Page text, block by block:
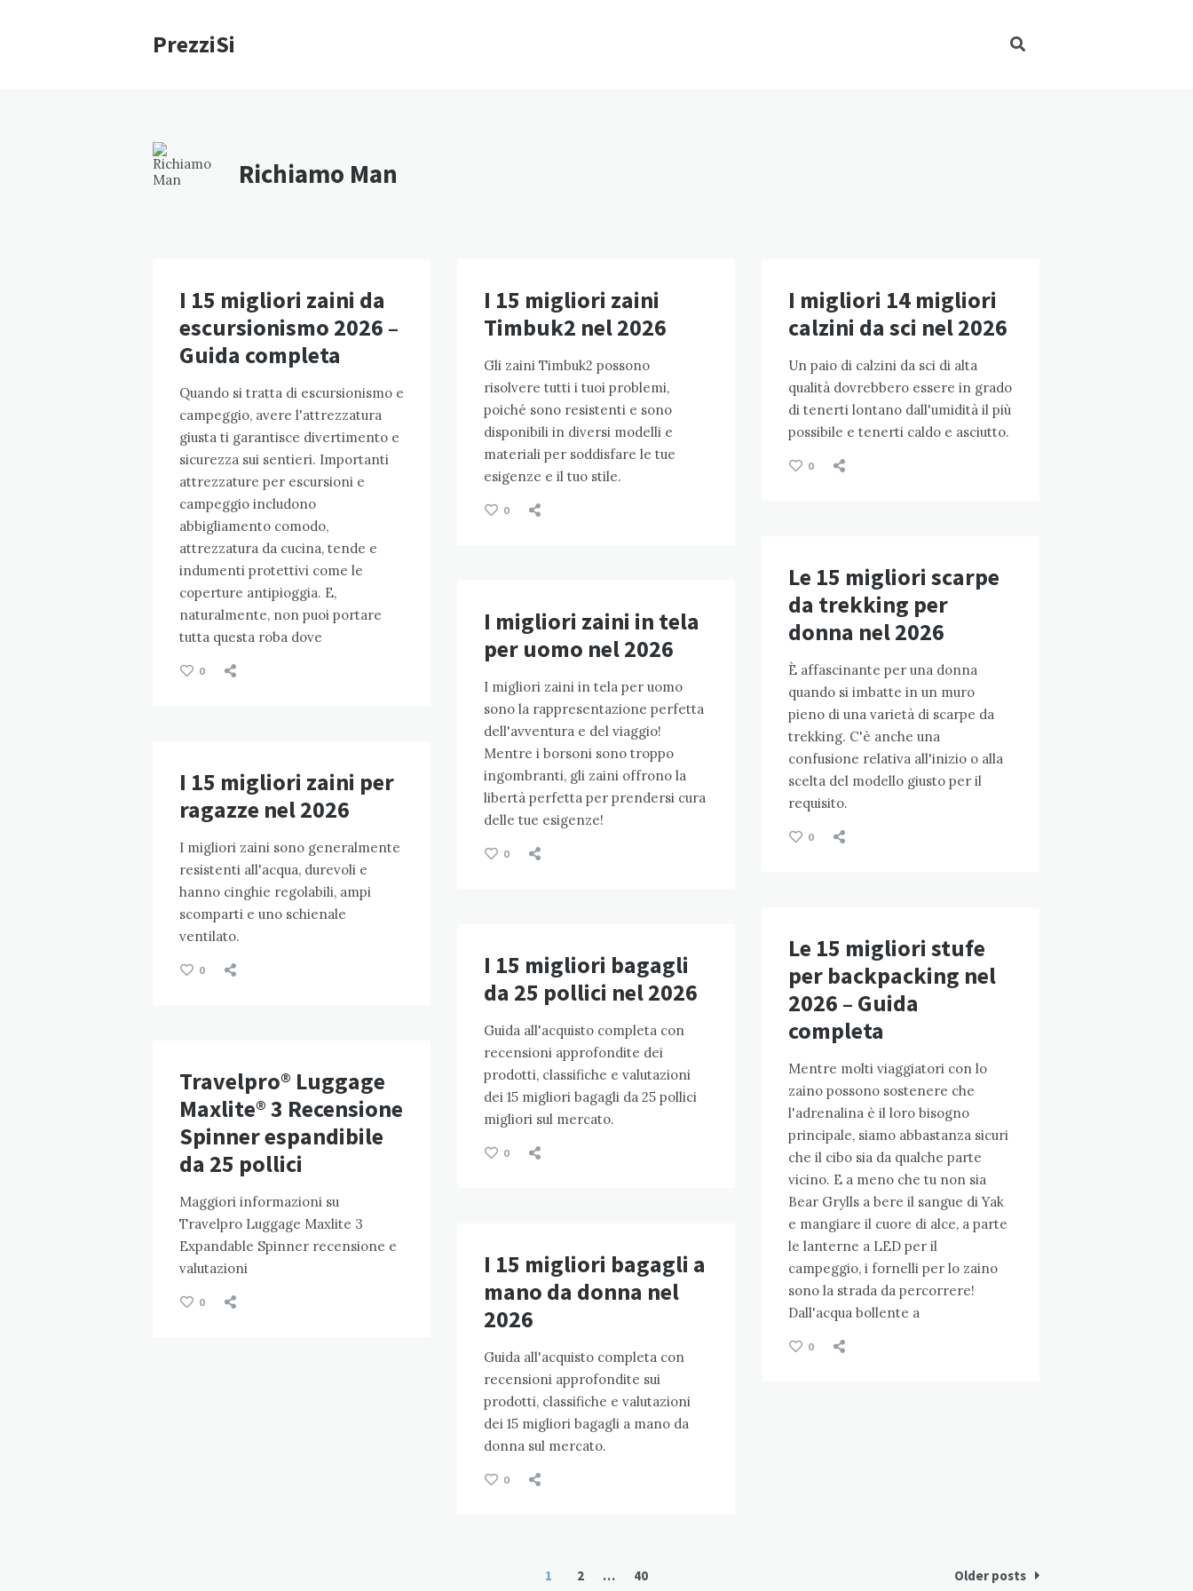
PrezziSi
Richiamo Man
I 15 migliori zaini da
escursionismo 2026 –
Guida completa
Quando si tratta di escursionismo e
campeggio, avere l'attrezzatura
giusta ti garantisce divertimento e
sicurezza sui sentieri. Importanti
attrezzature per escursioni e
campeggio includono
abbigliamento comodo,
attrezzatura da cucina, tende e
indumenti protettivi come le
coperture antipioggia. E,
naturalmente, non puoi portare
tutta questa roba dove
0
I 15 migliori zaini
Timbuk2 nel 2026
Gli zaini Timbuk2 possono
risolvere tutti i tuoi problemi,
poiché sono resistenti e sono
disponibili in diversi modelli e
materiali per soddisfare le tue
esigenze e il tuo stile.
0
I migliori 14 migliori
calzini da sci nel 2026
Un paio di calzini da sci di alta
qualità dovrebbero essere in grado
di tenerti lontano dall'umidità il più
possibile e tenerti caldo e asciutto.
0
Le 15 migliori scarpe
da trekking per
donna nel 2026
È affascinante per una donna
quando si imbatte in un muro
pieno di una varietà di scarpe da
trekking. C'è anche una
confusione relativa all'inizio o alla
scelta del modello giusto per il
requisito.
0
I migliori zaini in tela
per uomo nel 2026
I migliori zaini in tela per uomo
sono la rappresentazione perfetta
dell'avventura e del viaggio!
Mentre i borsoni sono troppo
ingombranti, gli zaini offrono la
libertà perfetta per prendersi cura
delle tue esigenze!
0
I 15 migliori zaini per
ragazze nel 2026
I migliori zaini sono generalmente
resistenti all'acqua, durevoli e
hanno cinghie regolabili, ampi
scomparti e uno schienale
ventilato.
0
Le 15 migliori stufe
per backpacking nel
2026 – Guida
completa
Mentre molti viaggiatori con lo
zaino possono sostenere che
l'adrenalina è il loro bisogno
principale, siamo abbastanza sicuri
che il cibo sia da qualche parte
vicino. E a meno che tu non sia
Bear Grylls a bere il sangue di Yak
e mangiare il cuore di alce, a parte
le lanterne a LED per il
campeggio, i fornelli per lo zaino
sono la strada da percorrere!
Dall'acqua bollente a
0
I 15 migliori bagagli
da 25 pollici nel 2026
Guida all'acquisto completa con
recensioni approfondite dei
prodotti, classifiche e valutazioni
dei 15 migliori bagagli da 25 pollici
migliori sul mercato.
0
Travelpro® Luggage
Maxlite® 3 Recensione
Spinner espandibile
da 25 pollici
Maggiori informazioni su
Travelpro Luggage Maxlite 3
Expandable Spinner recensione e
valutazioni
0
I 15 migliori bagagli a
mano da donna nel
2026
Guida all'acquisto completa con
recensioni approfondite sui
prodotti, classifiche e valutazioni
dei 15 migliori bagagli a mano da
donna sul mercato.
0
1 2 … 40 Older posts